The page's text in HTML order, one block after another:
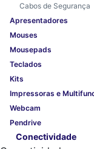
Cabos de Segurança
Apresentadores
Mouses
Mousepads
Teclados
Kits
Impressoras e
Webcam
Pendrive
Conectividade